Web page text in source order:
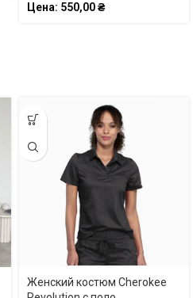
Цена: 550,00₴
Женский коcтюм Cherokee